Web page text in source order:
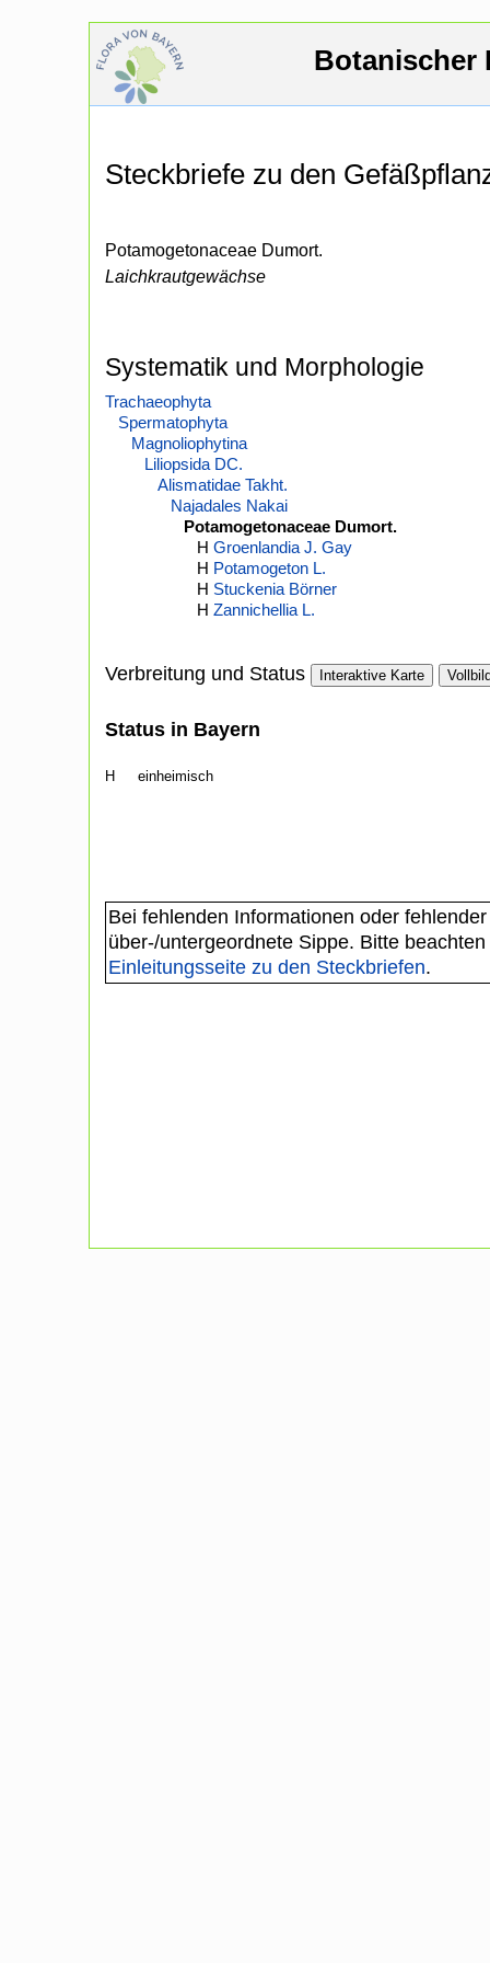
Botanischer
Steckbriefe zu den
Potamogetonaceae Dumort.
Laichkrautgewächse
Systematik und Morphologie
Trachaeophyta
Spermatophyta
Magnoliophytina
Liliopsida DC.
Alismatidae Takht.
Najadales Nakai
Potamogetonaceae Dumort.
H Groenlandia J. Gay
H Potamogeton L.
H Stuckenia Börner
H Zannichellia L.
Verbreitung und Status Interaktive Karte
Status in Bayern
H einheimisch
Bei fehlenden Informationen oder
über-/untergeordnete Sippe. Bitte
Einleitungsseite zu den Steckbriefen.